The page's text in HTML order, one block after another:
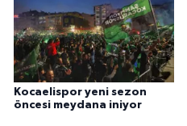
Kocaelispor yeni sezon
öncesi meydana iniyor